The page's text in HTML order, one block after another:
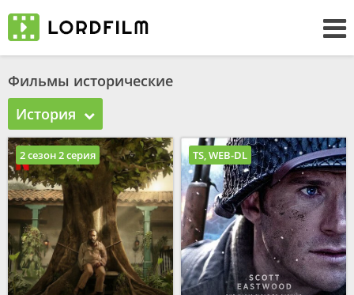
Фильмы исторические
История
2 сезон 2 серия TS, WEB-DL